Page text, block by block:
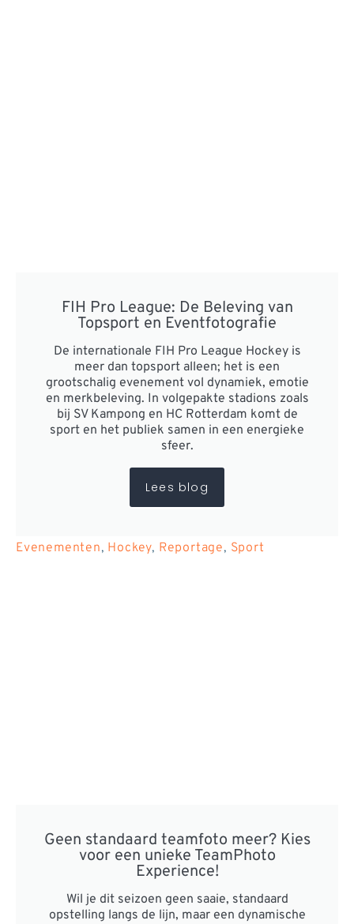
FIH Pro League: De Beleving van
Topsport en Eventfotografie
De internationale FIH Pro League Hockey is
meer dan topsport alleen; het is een
grootschalig evenement vol dynamiek, emotie
en merkbeleving. In volgepakte stadions zoals
bij SV Kampong en HC Rotterdam komt de
sport en het publiek samen in een energieke
sfeer.
Lees blog
Evenementen, Hockey, Reportage, Sport
Geen standaard teamfoto meer? Kies
voor een unieke TeamPhoto
Experience!
Wil je dit seizoen geen saaie, standaard
opstelling langs de lijn, maar een dynamische